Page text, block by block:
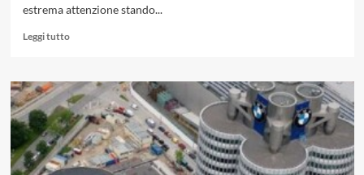
estrema attenzione stando...
Leggi tuttoLeggi
su
Opzioni
binarie:
come
seguire
i